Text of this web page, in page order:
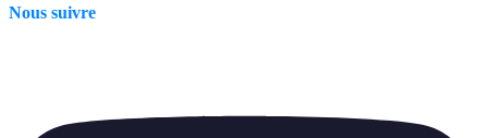
Nous suivre